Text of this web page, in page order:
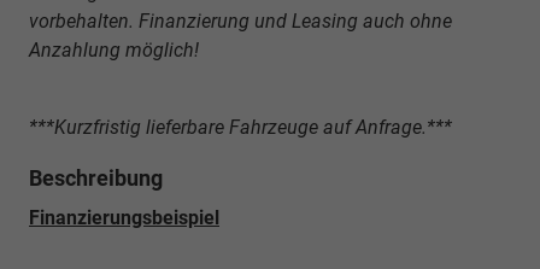
vorbehalten. Finanzierung und Leasing auch ohne
Anzahlung möglich!
***Kurzfristig lieferbare Fahrzeuge auf Anfrage.***
Beschreibung
Finanzierungsbeispiel